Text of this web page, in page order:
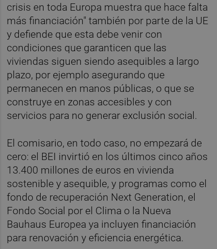
crisis en toda Europa muestra que hace falta
más financiación" también por parte de la UE
y defiende que esta debe venir con
condiciones que garanticen que las
viviendas siguen siendo asequibles a largo
plazo, por ejemplo asegurando que
permanecen en manos públicas, o que se
construye en zonas accesibles y con
servicios para no generar exclusión social.
El comisario, en todo caso, no empezará de
cero: el BEI invirtió en los últimos cinco años
13.400 millones de euros en vivienda
sostenible y asequible, y programas como el
fondo de recuperación Next Generation, el
Fondo Social por el Clima o la Nueva
Bauhaus Europea ya incluyen financiación
para renovación y eficiencia energética.